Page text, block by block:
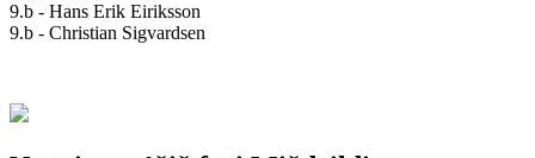
9.b - Hans Erik Eiriksson
9.b - Christian Sigvardsen